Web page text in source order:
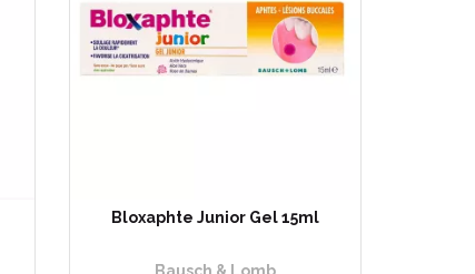
Bloxaphte Junior Gel 15ml